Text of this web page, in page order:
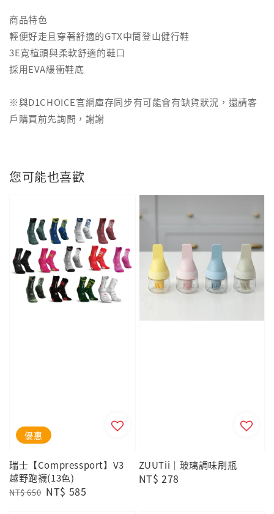
商品特色
輕便好走且穿著舒適的GTX中筒登山健行鞋
3E寬楦頭與柔軟舒適的鞋口
採用EVA緩衝鞋底
※與D1CHOICE官網庫存同步有可能會有缺貨狀況，還請客
戶購買前先詢問，謝謝
您可能也喜歡
優惠
瑞士【Compressport】V3
越野跑襪(13色)
Regular
NT$ 650 Sale
NT$ 585
ZUUTii｜玻璃調味刷瓶
Regular
NT$ 278